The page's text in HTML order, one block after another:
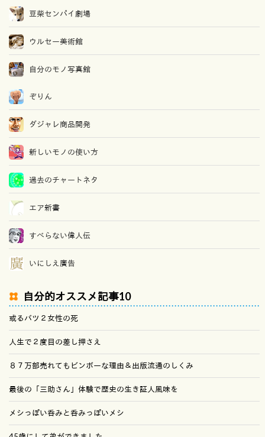
豆柴センパイ劇場
ウルセー美術館
自分のモノ写真館
ぞりん
ダジャレ商品開発
新しいモノの使い方
過去のチャートネタ
エア新書
すべらない偉人伝
いにしえ廣告
自分的オススメ記事10
或るバツ２女性の死
人生で２度目の差し押さえ
８７万部売れてもビンボーな理由＆出版流通のしくみ
最後の「三助さん」体験で歴史の生き証人風味を
メシっぽい呑みと呑みっぽいメシ